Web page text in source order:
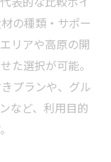
ュースポッ
ュープラン選
が人気の理由
の種類・サポー
リアや高原の開
た選択が可能。
プランや、グル
など、利用目的